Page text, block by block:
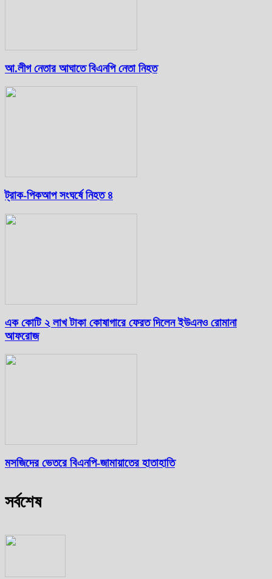
আ.লীগ নেতার আঘাতে বিএনপি নেতা নিহত
ট্রাক-পিকআপ সংঘর্ষে নিহত ৪
এক কোটি ২ লাখ টাকা কোষাগারে ফেরত দিলেন ইউএনও রোমানা
আফরোজ
মসজিদের ভেতরে বিএনপি-জামায়াতের হাতাহাতি
সর্বশেষ